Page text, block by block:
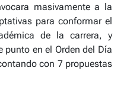
masivamente a la
para conformar el
de la carrera, y
punto en el Orden del Día
con 7 propuestas